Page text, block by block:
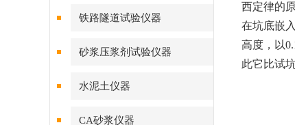
铁路隧道试验仪器
砂浆压浆剂试验仪器
水泥土仪器
CA砂浆仪器
西定律的
在坑底嵌
高度，以
此它比试